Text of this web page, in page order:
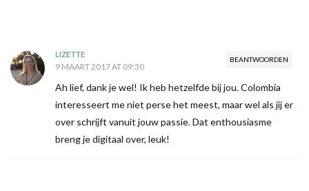
BEANTWOORDEN
LIZETTE
9 MAART 2017 AT 09:30
Ah lief, dank je wel! Ik heb hetzelfde bij jou. Colombia
interesseert me niet perse het meest, maar wel als jij er
over schrijft vanuit jouw passie. Dat enthousiasme
breng je digitaal over, leuk!